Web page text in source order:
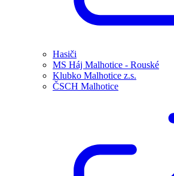
Hasiči
MS Háj Malhotice - Rouské
Klubko Malhotice z.s.
ČSCH Malhotice